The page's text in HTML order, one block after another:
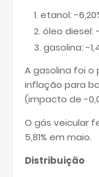
etanol: -
óleo diesel:
gasolina: -
A gasolina foi o
inflação para
(impacto de -
O gás veicular
5,81% em maio.
Distribuição